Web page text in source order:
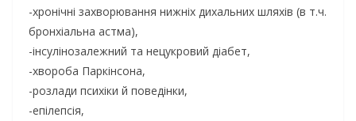
-хронічні захворювання нижніх дихальних шляхів (в т.ч.
бронхіальна астма),
-інсулінозалежний та нецукровий діабет,
-хвороба Паркінсона,
-розлади психіки й поведінки,
-епілепсія,